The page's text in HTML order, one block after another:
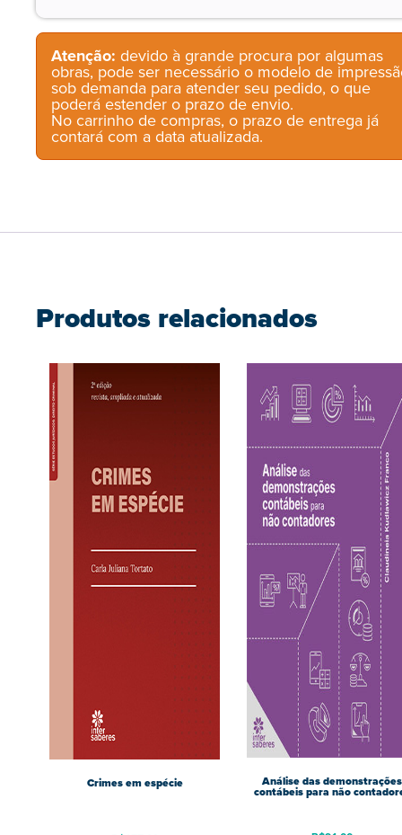
Atenção: devido à grande procura por algumas
obras, pode ser necessário o modelo de
sob demanda para atender seu pedido, o que
poderá estender o prazo de envio.
No carrinho de compras, o prazo de entrega já
contará com a data atualizada.
Produtos relacionados
Crimes em espécie Análise das demonstrações
contábeis para não